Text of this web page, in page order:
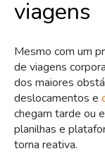
viagens
Mesmo com um
de viagens
dos maiores
deslocamentos e
chegam tarde ou
planilhas e
torna reativa.